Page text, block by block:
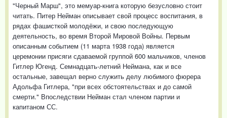
"Черный Марш", это мемуар-книга которую безусловно стоит
читать. Питер Нейман описывает свой процесс воспитания, в
рядах фашисткой молодёжи, и свою последующую
деятельность, во время Второй Мировой Войны. Первым
описанным событием (11 марта 1938 года) является
церемонии присяги сдаваемой группой 600 мальчиков, членов
Гитлер Югенд. Семнадцать-летний Неймана, как и все
остальные, завещал верно служить делу любимого фюрера
Адольфа Гитлера, "при всех обстоятельствах и до самой
смерти." Впоследствии Нейман стал членом партии и
капитаном СС.